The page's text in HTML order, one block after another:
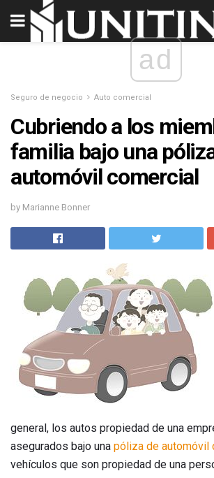
ad
Seguro de negocio Auto comercial
Cubriendo a los
familia bajo una
automóvil comercial
by Marianne Bonner
general, los autos propiedad de una
asegurados bajo una póliza de automóvil
vehículos que son propiedad de una